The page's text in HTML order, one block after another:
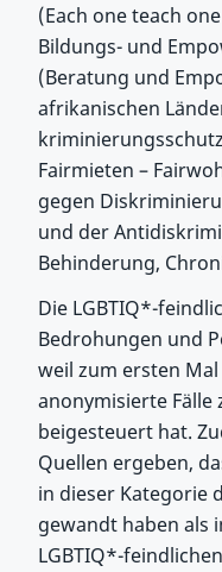
(Each one teach
Bildungs- und
(Beratung und
afrikanischen
Fairmieten –
gegen
und der
Behinderung,
Die LGBTIQ*-
Bedrohungen und
weil zum ersten
anonymisierte
beigesteuert hat.
Quellen ergeben,
in dieser Kategorie
gewandt haben als
LGBTIQ*-